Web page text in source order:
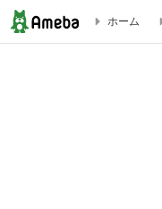
冬至までに | 板橋・ヨ
ホーム